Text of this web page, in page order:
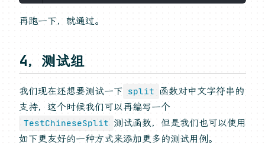
再跑一下，就通过。
4，测试组
我们现在还想要测试一下 split 函数对中文字符串的
支持，这个时候我们可以再编写一个
TestChineseSplit 测试函数，但是我们也可以使用
如下更友好的一种方式来添加更多的测试用例。